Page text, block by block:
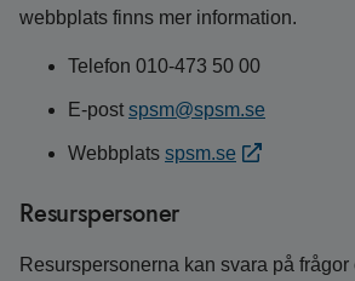
webbplats finns mer information.
Telefon 010-473 50 00
E-post spsm@spsm.se
Webbplats spsm.se
Resurspersoner
Resurspersonerna kan svara på frågor